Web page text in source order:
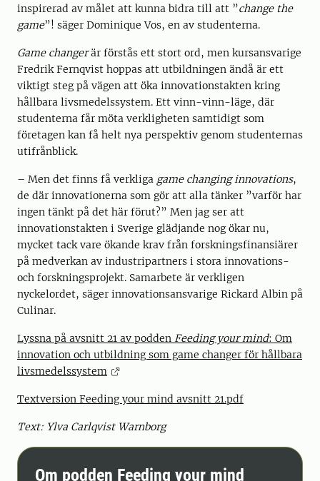
inspirerad av målet att kunna bidra till att ”change the
game”! säger Dominique Vos, en av studenterna.
Game changerär förstås ett stort ord, men kursansvarige
Fredrik Fernqvist hoppas att utbildningen ändå är ett
viktigt steg på vägen att öka innovationstakten kring
hållbara livsmedelssystem. Ett vinn-vinn-läge, där
studenterna får möta verkligheten samtidigt som
företagen kan få helt nya perspektiv genom studenternas
utifrånblick.
– Men det finns få verkliga game changing innovations,
de där innovationerna som gör att alla tänker ”varför har
ingen tänkt på det här förut?” Men jag ser att
innovationstakten i Sverige glädjande nog ökar nu,
mycket tack vare ökande krav från forskningsfinansiärer
på medverkan av industripartners i stora innovations-
och forskningsprojekt. Samarbete är verkligen
nyckelordet, säger innovationsansvarige Rickard Albin på
Culinar.
Lyssna på avsnitt 21 av podden Feeding your mind: Om
innovation och utbildning som game changer för hållbara
livsmedelssystem
Textversion Feeding your mind avsnitt 21.pdf
Text: Ylva Carlqvist Warnborg
Om podden Feeding your mind